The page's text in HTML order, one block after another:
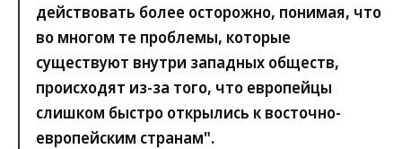
действовать более осторожно, понимая, что
во многом те проблемы, которые
существуют внутри западных обществ,
происходят из-за того, что европейцы
слишком быстро открылись к восточно-
европейским странам".